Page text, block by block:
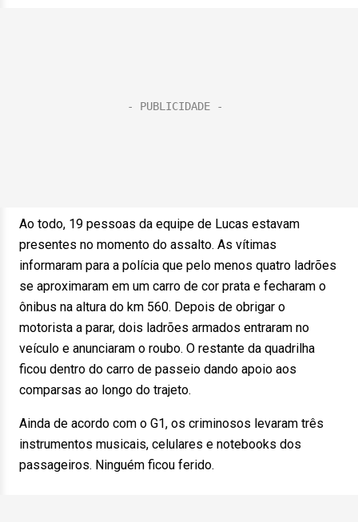
Ao todo, 19 pessoas da equipe de Lucas estavam
presentes no momento do assalto. As vítimas
informaram para a polícia que pelo menos quatro ladrões
se aproximaram em um carro de cor prata e fecharam o
ônibus na altura do km 560. Depois de obrigar o
motorista a parar, dois ladrões armados entraram no
veículo e anunciaram o roubo. O restante da quadrilha
ficou dentro do carro de passeio dando apoio aos
comparsas ao longo do trajeto.
Ainda de acordo com o G1, os criminosos levaram três
instrumentos musicais, celulares e notebooks dos
passageiros. Ninguém ficou ferido.